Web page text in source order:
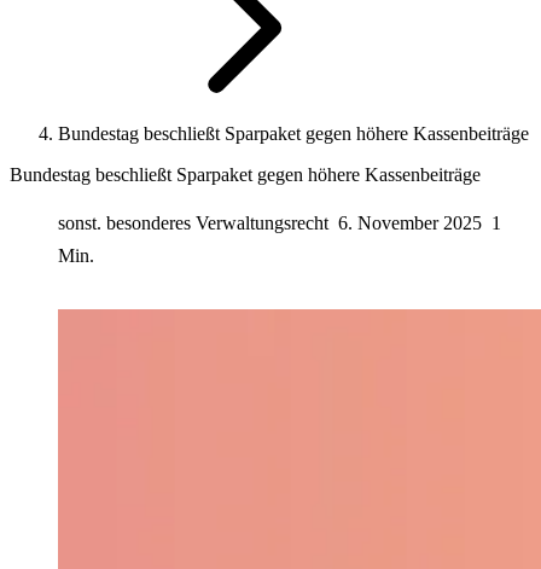
Bundestag beschließt Sparpaket gegen höhere Kassenbeiträge
Bundestag beschließt Sparpaket gegen höhere Kassenbeiträge
sonst. besonderes Verwaltungsrecht 6. November 2025 1
Min.